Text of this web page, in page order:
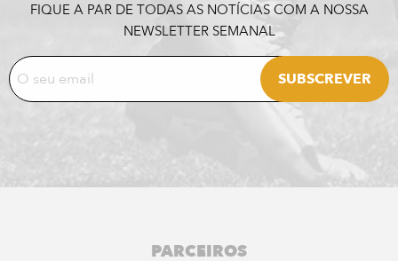
FIQUE A PAR DE TODAS AS NOTÍCIAS COM A NOSSA
NEWSLETTER SEMANAL
PARCEIROS